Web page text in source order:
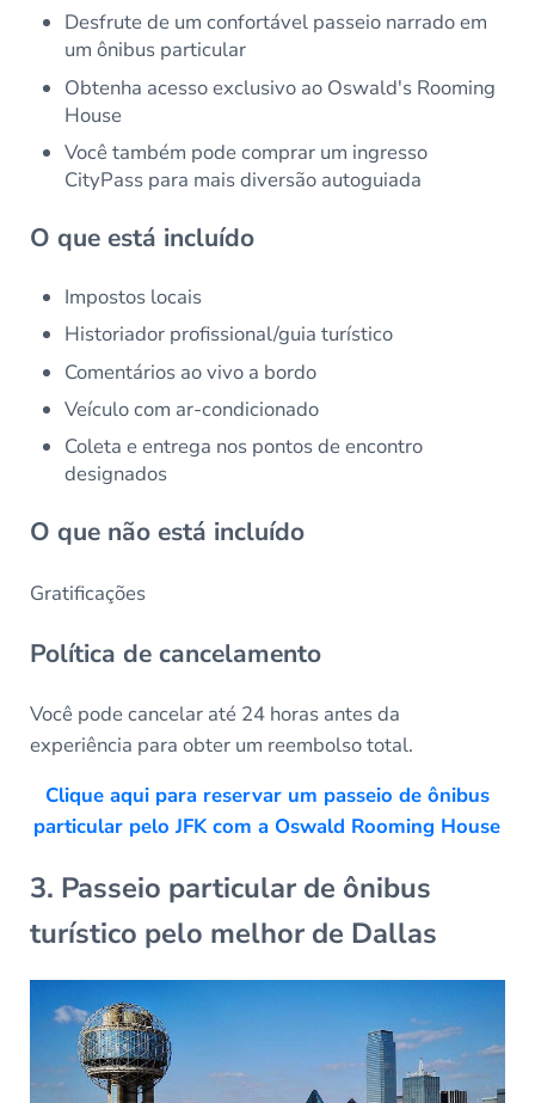
Desfrute de um confortável passeio narrado em
um ônibus particular
Obtenha acesso exclusivo ao Oswald's Rooming
House
Você também pode comprar um ingresso
CityPass para mais diversão autoguiada
O que está incluído
Impostos locais
Historiador profissional/guia turístico
Comentários ao vivo a bordo
Veículo com ar-condicionado
Coleta e entrega nos pontos de encontro
designados
O que não está incluído
Gratificações
Política de cancelamento
Você pode cancelar até 24 horas antes da
experiência para obter um reembolso total.
Clique aqui para reservar um passeio de ônibus
particular pelo JFK com a Oswald Rooming House
3. Passeio particular de ônibus
turístico pelo melhor de Dallas